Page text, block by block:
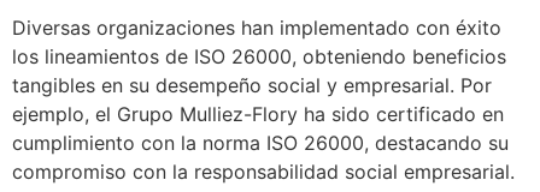
Diversas organizaciones han implementado con éxito
los lineamientos de ISO 26000, obteniendo beneficios
tangibles en su desempeño social y empresarial. Por
ejemplo, el Grupo Mulliez-Flory ha sido certificado en
cumplimiento con la norma ISO 26000, destacando su
compromiso con la responsabilidad social empresarial.